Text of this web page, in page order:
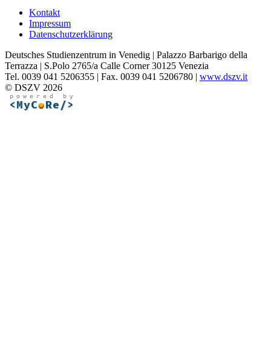
Kontakt
Impressum
Datenschutzerklärung
Deutsches Studienzentrum in Venedig | Palazzo Barbarigo della
Terrazza | S.Polo 2765/a Calle Corner 30125 Venezia
Tel. 0039 041 5206355 | Fax. 0039 041 5206780 | www.dszv.it
© DSZV 2026